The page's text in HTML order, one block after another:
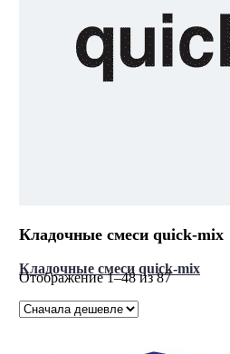
Кладочные смеси quick-mix
Кладочные смеси quick-mix
Отображение 1–48 из 87Цены: